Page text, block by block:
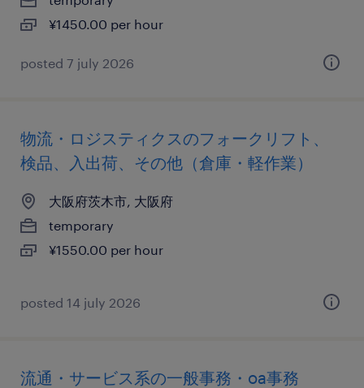
¥1450.00 per hour
posted 7 july 2026
物流・ロジスティクスのフォークリフト、
検品、入出荷、その他（倉庫・軽作業）
大阪府茨木市, 大阪府
temporary
¥1550.00 per hour
posted 14 july 2026
流通・サービス系の一般事務・oa事務